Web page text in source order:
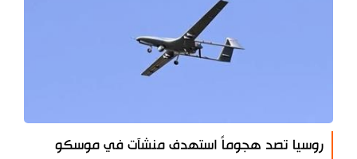
روسيا تصد هجوماً استهدف منشآت في موسكو